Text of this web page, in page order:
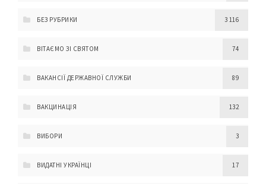
БЕЗ РУБРИКИ 3 116
ВІТАЄМО ЗІ СВЯТОМ 74
ВАКАНСІЇ ДЕРЖАВНОЇ СЛУЖБИ 89
ВАКЦИНАЦІЯ 132
ВИБОРИ 3
ВИДАТНІ УКРАЇНЦІ 17